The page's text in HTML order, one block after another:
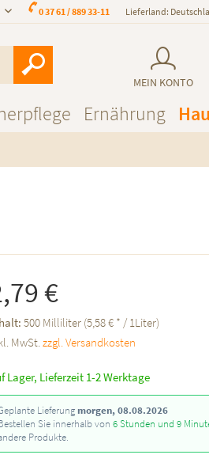
Lieferland:
0 37 61 / 889 33-11
MEIN KONTO
Ernährung
€
500 Milliliter (5,58 € * / 1Liter)
MwSt.zzgl. Versandkosten
Lager, Lieferzeit 1-2 Werktage
Lieferungmorgen, 08.08.2026
Sie innerhalb von6 Stunden und 9
Produkte.